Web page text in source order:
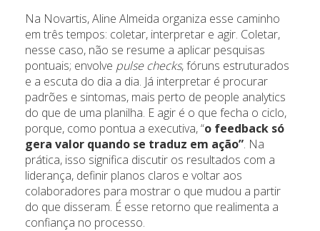
Na Novartis, Aline Almeida organiza esse caminho
em três tempos: coletar, interpretar e agir. Coletar,
nesse caso, não se resume a aplicar pesquisas
pontuais; envolve pulse checks, fóruns estruturados
e a escuta do dia a dia. Já interpretar é procurar
padrões e sintomas, mais perto de people analytics
do que de uma planilha. E agir é o que fecha o ciclo,
porque, como pontua a executiva, “o feedback só
gera valor quando se traduz em ação”. Na
prática, isso significa discutir os resultados com a
liderança, definir planos claros e voltar aos
colaboradores para mostrar o que mudou a partir
do que disseram. É esse retorno que realimenta a
confiança no processo.